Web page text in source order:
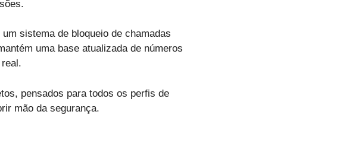
sistema de bloqueio de chamadas
uma base atualizada de números
pensados para todos os perfis de
mão da segurança.